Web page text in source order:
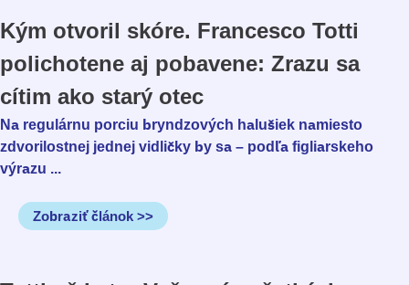
Kým otvoril skóre. Francesco Totti
polichotene aj pobavene: Zrazu sa
cítim ako starý otec
Na regulárnu porciu bryndzových halušiek namiesto
zdvorilostnej jednej vidličky by sa – podľa figliarskeho
výrazu ...
Zobraziť článok >>